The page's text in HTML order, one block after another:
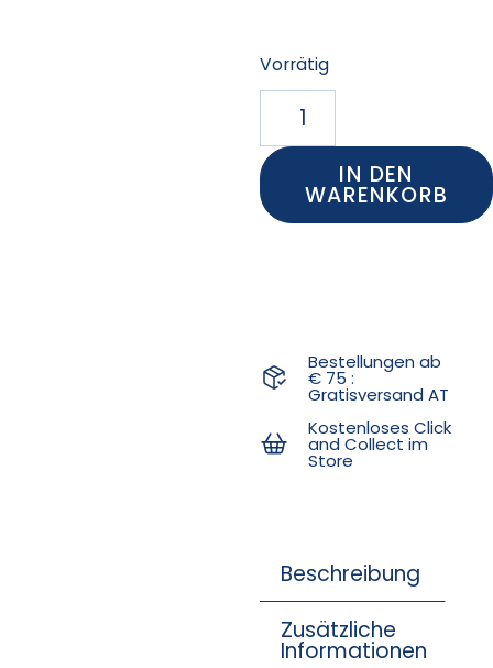
Vorrätig
IN DEN
WARENKORB
Bestellungen ab
€ 75 :
Gratisversand AT
Kostenloses Click
and Collect im
Store
Beschreibung
Zusätzliche
Informationen